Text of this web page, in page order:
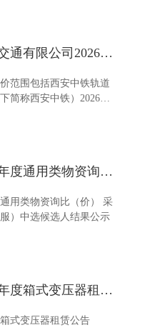
西安中铁轨道交通有限公司2026年度物资采购询价公告
范围包括西安中铁轨道
简称西安中铁）2026年
西安中铁2026年度通用类物资询比（价） 采购项目（劳动防护服）中选候选人结果公示
用类物资询比（价） 采
）中选候选人结果公示
西安中铁2026年度箱式变压器租赁公告
式变压器租赁公告